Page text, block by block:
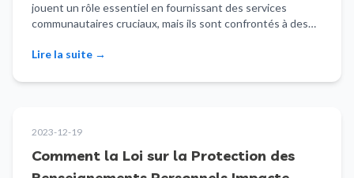
jouent un rôle essentiel en fournissant des services
communautaires cruciaux, mais ils sont confrontés à des…
Lire la suite →
2023-12-19
Comment la Loi sur la Protection des